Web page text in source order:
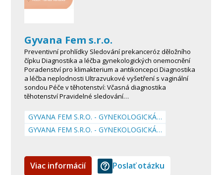
Gyvana Fem s.r.o.
Preventivní prohlídky Sledování prekanceróz děložního
čípku Diagnostika a léčba gynekologických onemocnění
Poradenství pro klimakterium a antikoncepci Diagnostika
a léčba neplodnosti Ultrazvukové vyšetření s vaginální
sondou Péče v těhotenství: Včasná diagnostika
těhotenství Pravidelné sledování…
GYVANA FEM S.R.O. - GYNEKOLOGICKÁ…
GYVANA FEM S.R.O. - GYNEKOLOGICKÁ…
Viac informácií Poslať otázku